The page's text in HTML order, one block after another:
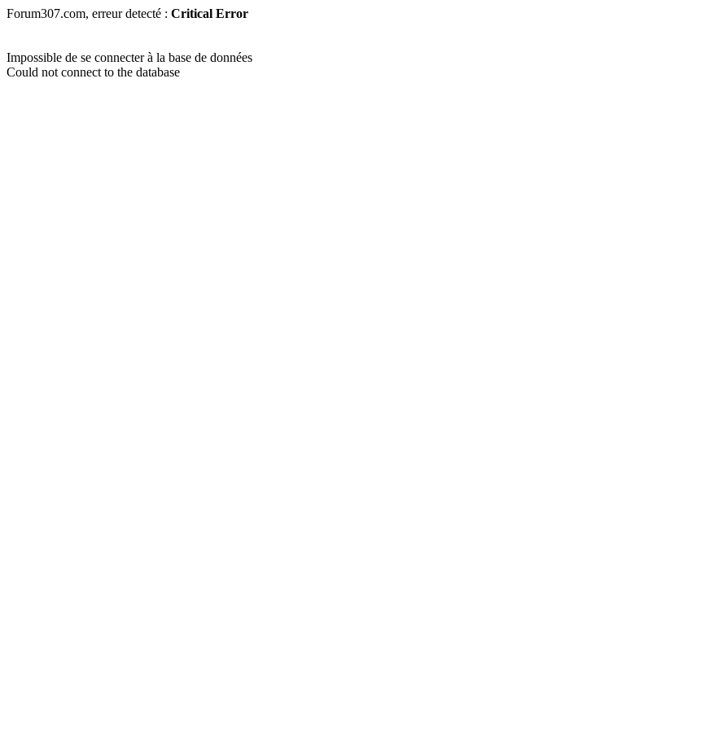
Forum307.com, erreur detecté : Critical Error
Impossible de se connecter à la base de données
Could not connect to the database